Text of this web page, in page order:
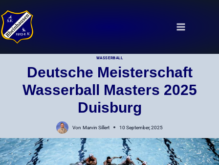
Inhalt
springen
WASSERBALL
Deutsche Meisterschaft
Wasserball Masters 2025
Duisburg
Von Marvin Sillert 10 September, 2025